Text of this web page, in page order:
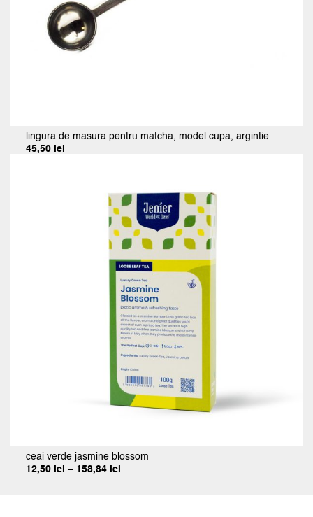
lingura de masura pentru matcha, model cupa, argintie
45,50 lei
ceai verde jasmine blossom
12,50 lei – 158,84 lei